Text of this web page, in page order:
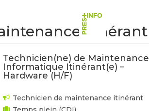
itinérant
Technicien(ne) de Maintenance
Informatique Itinérant(e) –
Hardware (H/F)
Technicien de maintenance itinérant